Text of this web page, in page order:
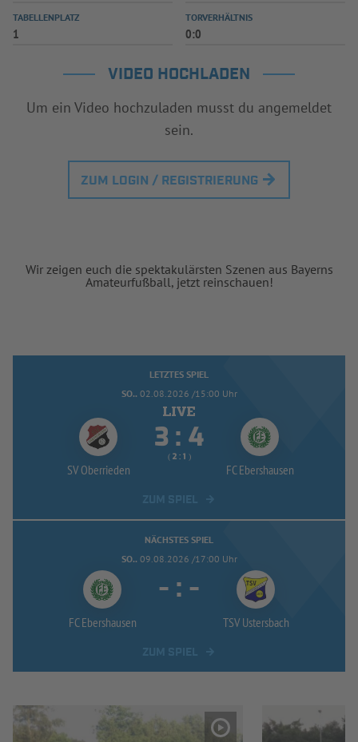
TABELLENPLATZ
1
TORVERHÄLTNIS
0:0
VIDEO HOCHLADEN
Um ein Video hochzuladen musst du angemeldet
sein.
ZUM LOGIN / REGISTRIERUNG
Wir zeigen euch die spektakulärsten Szenen aus Bayerns
Amateurfußball, jetzt reinschauen!
LETZTES SPIEL
SO.. 02.08.2026 /15:00 Uhr
SV Oberrieden
 : 
(  :  )
FC Ebershausen
NÄCHSTES SPIEL
SO.. 09.08.2026 /17:00 Uhr
FC Ebershausen
- : -
TSV Ustersbach